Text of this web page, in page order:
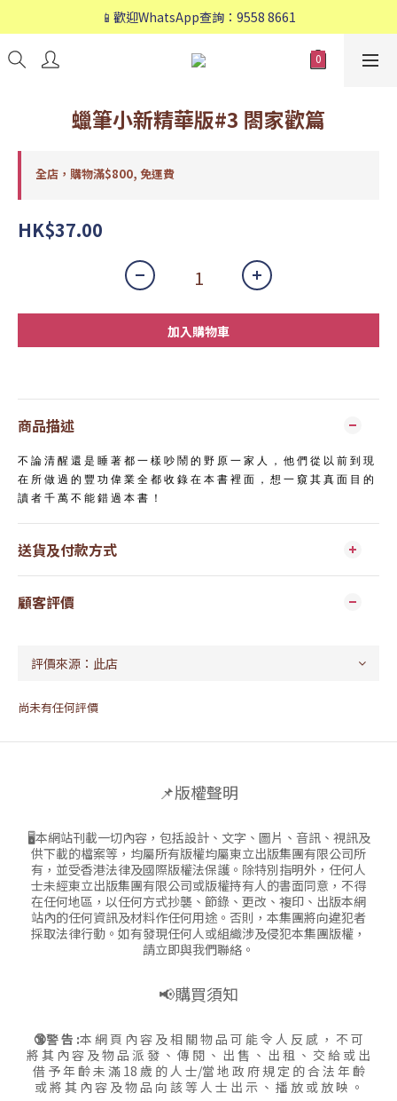
📱歡迎WhatsApp查詢：9558 8661
📱歡迎WhatsApp查詢：9558 8661
❤️會員專享：🛍購物滿💰HK$800，🚚免運費❤️
蠟筆小新精華版#3 閤家歡篇
全店，購物滿$800, 免運費
HK$37.00
加入購物車
商品描述
不論清醒還是睡著都一樣吵鬧的野原一家人，他們從以前到現
在所做過的豐功偉業全都收錄在本書裡面，想一窺其真面目的
讀者千萬不能錯過本書！
送貨及付款方式
顧客評價
尚未有任何評價
📌版權聲明
🖥本網站刊載一切內容，包括設計、文字、圖片、音訊、視訊及
供下載的檔案等，均屬所有版權均屬東立出版集團有限公司所
有，並受香港法律及國際版權法保護。除特別指明外，任何人
士未經東立出版集團有限公司或版權持有人的書面同意，不得
在任何地區，以任何方式抄襲、節錄、更改、複印、出版本網
站內的任何資訊及材料作任何用途。否則，本集團將向違犯者
採取法律行動。如有發現任何人或組織涉及侵犯本集團版權，
請立即與我們聯絡。
📢購買須知
🔞警 告 :本 網 頁 內 容 及 相 關 物 品 可 能 令 人 反 感 ， 不 可
將 其 內 容 及 物 品 派 發 、 傳 閱 、 出 售 、 出 租 、 交 給 或 出
借 予 年 齡 未 滿 18 歲 的 人 士/當 地 政 府 規 定 的 合 法 年 齡
或 將 其 內 容 及 物 品 向 該 等 人 士 出 示 、 播 放 或 放 映 。